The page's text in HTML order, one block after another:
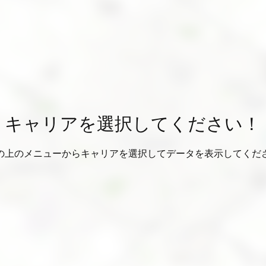
キャリアを選択してください！
上のメニューからキャリアを選択してデータを表示してくだ